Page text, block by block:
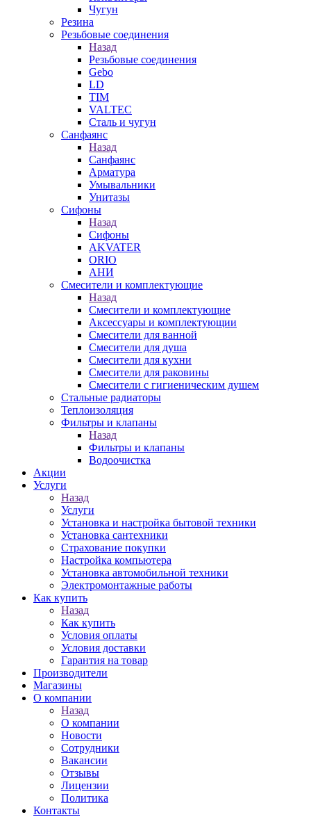
Чугун
Резина
Резьбовые соединения
Назад
Резьбовые соединения
Gebo
LD
TIM
VALTEC
Сталь и чугун
Санфаянс
Назад
Санфаянс
Арматура
Умывальники
Унитазы
Сифоны
Назад
Сифоны
AKVATER
ORIO
АНИ
Смесители и комплектующие
Назад
Смесители и комплектующие
Аксессуары и комплектующии
Смесители для ванной
Смесители для душа
Смесители для кухни
Смесители для раковины
Смесители с гигиеническим душем
Стальные радиаторы
Теплоизоляция
Фильтры и клапаны
Назад
Фильтры и клапаны
Водоочистка
Акции
Услуги
Назад
Услуги
Установка и настройка бытовой техники
Установка сантехники
Страхование покупки
Настройка компьютера
Установка автомобильной техники
Электромонтажные работы
Как купить
Назад
Как купить
Условия оплаты
Условия доставки
Гарантия на товар
Производители
Магазины
О компании
Назад
О компании
Новости
Сотрудники
Вакансии
Отзывы
Лицензии
Политика
Контакты